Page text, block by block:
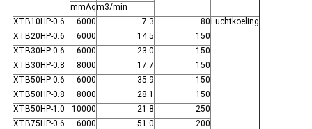
mmAqm3/min
XTB10HP-0.6
6000 7.3 80 Luchtkoeling
XTB20HP-0.6
6000 14.5
150
XTB30HP-0.6
6000 23.0
150
XTB30HP-0.8
8000 17.7
150
XTB50HP-0.6
6000 35.9
150
XTB50HP-0.8
8000 28.1
150
XTB50HP-1.0
10000 21.8
250
XTB75HP-0.6
6000 51.0
200